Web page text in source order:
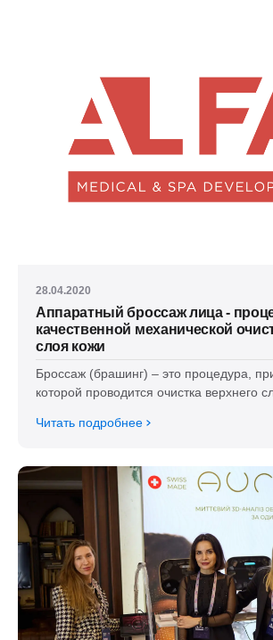
28.04.2020
Аппаратный броссаж лица -
качественной механической
слоя кожи
Броссаж (брашинг) – это процедура,
которой проводится очистка верхнего
Читать подробнее